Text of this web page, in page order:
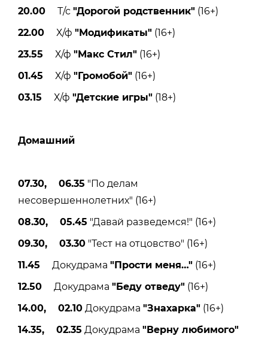
20.00 Т/с "Дорогой родственник" (16+)
22.00 Х/ф "Модификаты" (16+)
23.55 Х/ф "Макс Стил" (16+)
01.45 Х/ф "Громобой" (16+)
03.15 Х/ф "Детские игры" (18+)
Домашний
07.30, 06.35 "По делам
несовершеннолетних" (16+)
08.30, 05.45 "Давай разведемся!" (16+)
09.30, 03.30 "Тест на отцовство" (16+)
11.45 Докудрама "Прости меня…" (16+)
12.50 Докудрама "Беду отведу" (16+)
14.00, 02.10 Докудрама "Знахарка" (16+)
14.35, 02.35 Докудрама "Верну любимого"